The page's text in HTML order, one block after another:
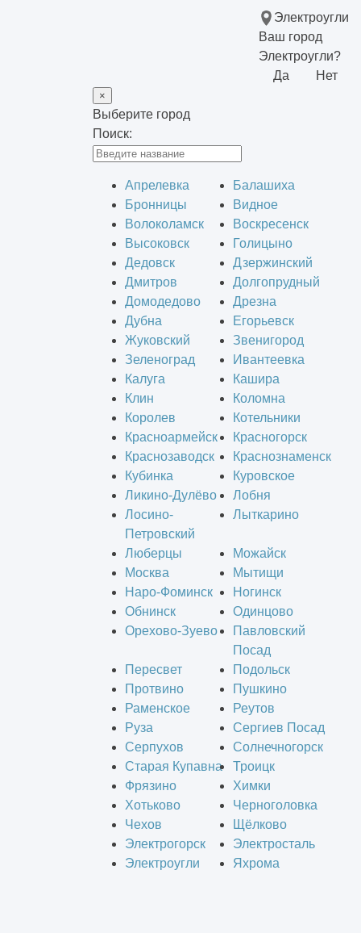
Электроугли
Ваш город
Электроугли?
Да
Нет
×
Выберите город
Поиск:
Апрелевка
Балашиха
Бронницы
Видное
Волоколамск
Воскресенск
Высоковск
Голицыно
Дедовск
Дзержинский
Дмитров
Долгопрудный
Домодедово
Дрезна
Дубна
Егорьевск
Жуковский
Звенигород
Зеленоград
Ивантеевка
Калуга
Кашира
Клин
Коломна
Королев
Котельники
Красноармейск
Красногорск
Краснозаводск
Краснознаменск
Кубинка
Куровское
Ликино-Дулёво
Лобня
Лосино-
Петровский
Лыткарино
Люберцы
Можайск
Москва
Мытищи
Наро-Фоминск
Ногинск
Обнинск
Одинцово
Орехово-Зуево
Павловский
Посад
Пересвет
Подольск
Протвино
Пушкино
Раменское
Реутов
Руза
Сергиев Посад
Серпухов
Солнечногорск
Старая Купавна
Троицк
Фрязино
Химки
Хотьково
Черноголовка
Чехов
Щёлково
Электрогорск
Электросталь
Электроугли
Яхрома